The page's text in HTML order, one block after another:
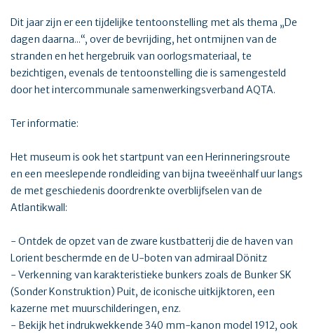
Dit jaar zijn er een tijdelijke tentoonstelling met als thema „De
dagen daarna...“, over de bevrijding, het ontmijnen van de
stranden en het hergebruik van oorlogsmateriaal, te
bezichtigen, evenals de tentoonstelling die is samengesteld
door het intercommunale samenwerkingsverband AQTA.
Ter informatie:
Het museum is ook het startpunt van een Herinneringsroute
en een meeslepende rondleiding van bijna tweeënhalf uur langs
de met geschiedenis doordrenkte overblijfselen van de
Atlantikwall:
- Ontdek de opzet van de zware kustbatterij die de haven van
Lorient beschermde en de U-boten van admiraal Dönitz
- Verkenning van karakteristieke bunkers zoals de Bunker SK
(Sonder Konstruktion) Puit, de iconische uitkijktoren, een
kazerne met muurschilderingen, enz.
- Bekijk het indrukwekkende 340 mm-kanon model 1912, ook